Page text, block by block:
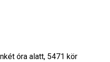
óra alatt, 5471 kör